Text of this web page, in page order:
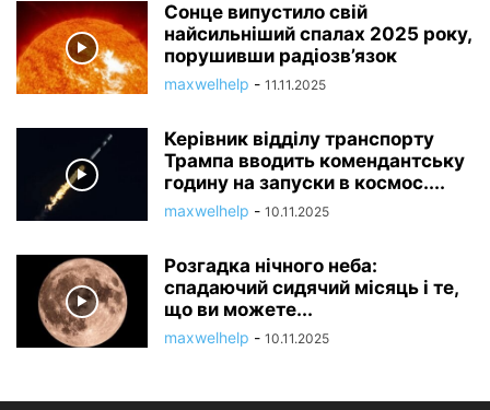
Сонце випустило свій
найсильніший спалах 2025 року,
порушивши радіозв’язок
maxwelhelp - 11.11.2025
Керівник відділу транспорту
Трампа вводить комендантську
годину на запуски в космос....
maxwelhelp - 10.11.2025
Розгадка нічного неба:
спадаючий сидячий місяць і те,
що ви можете...
maxwelhelp - 10.11.2025